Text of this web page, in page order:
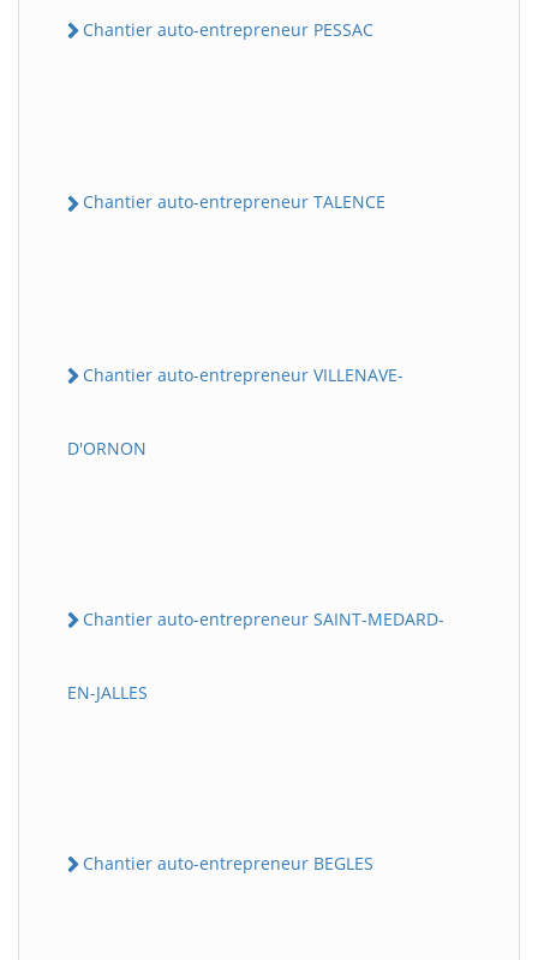
Chantier auto-entrepreneur PESSAC
Chantier auto-entrepreneur TALENCE
Chantier auto-entrepreneur VILLENAVE-
D'ORNON
Chantier auto-entrepreneur SAINT-MEDARD-
EN-JALLES
Chantier auto-entrepreneur BEGLES